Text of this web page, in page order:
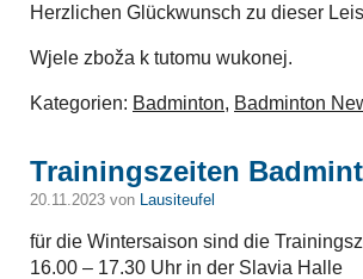
Herzlichen Glückwunsch zu dieser
Wjele zboža k tutomu wukonej.
Kategorien: Badminton, Badminton
Trainingszeiten
20.11.2023 von Lausiteufel
für die Wintersaison sind die
16.00 – 17.30 Uhr in der Slavia Halle